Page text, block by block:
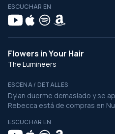
ESCUCHAR EN
Flowers in Your Hair
The Lumineers
ESCENA / DETALLES
Dylan duerme demasiado y se
Rebecca está de compras en
ESCUCHAR EN